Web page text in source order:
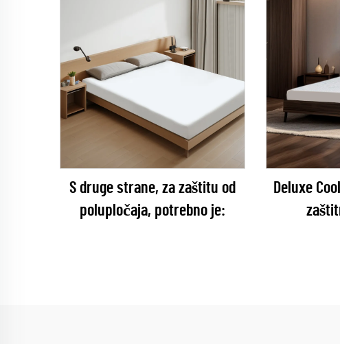
S druge strane, za zaštitu od
polupločaja, potrebno je:
Deluxe